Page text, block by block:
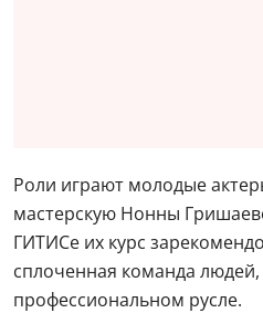
Роли играют молодые
мастерскую Нонны
ГИТИСе их курс
сплоченная команда
профессиональном русле.